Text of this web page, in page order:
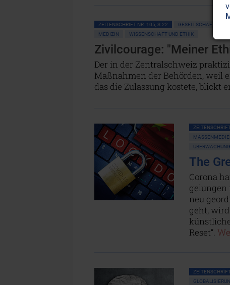
ZEITENSCHRIFT NR. 105, S.22 GESELLSCHAFT
MEDIZIN
WISSENSCHAFT UND ETHIK
Zivilcourage: "Meiner
Der in der Zentralschweiz
Maßnahmen der Behörden, weil
das die Zulassung kostete, blickt
The
Corona
gelungen
neu
geht,
Reset“.